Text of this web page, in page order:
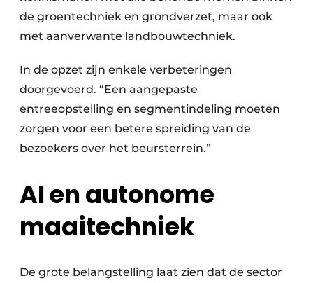
de groentechniek en grondverzet, maar ook
met aanverwante landbouwtechniek.
In de opzet zijn enkele verbeteringen
doorgevoerd. “Een aangepaste
entreeopstelling en segmentindeling moeten
zorgen voor een betere spreiding van de
bezoekers over het beursterrein.”
AI en autonome
maaitechniek
De grote belangstelling laat zien dat de sector